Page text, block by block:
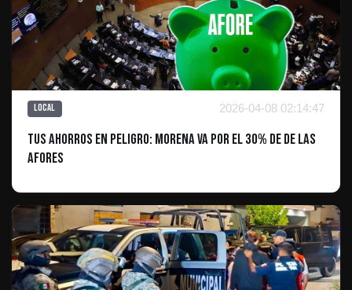
Local 2026-04-08 02:14:47
Tus ahorros en peligro: Morena va por el 30% de de las
AFORES